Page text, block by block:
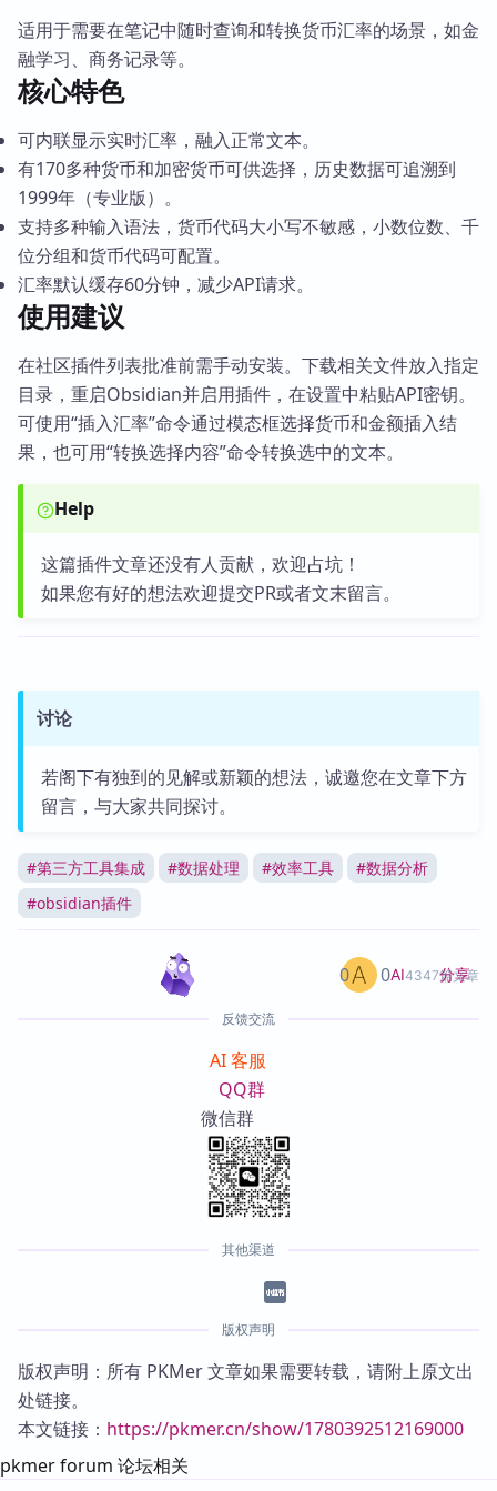
适用于需要在笔记中随时查询和转换货币汇率的场景，如金
融学习、商务记录等。
核心特色
可内联显示实时汇率，融入正常文本。
有170多种货币和加密货币可供选择，历史数据可追溯到
1999年（专业版）。
支持多种输入语法，货币代码大小写不敏感，小数位数、千
位分组和货币代码可配置。
汇率默认缓存60分钟，减少API请求。
使用建议
在社区插件列表批准前需手动安装。下载相关文件放入指定
目录，重启Obsidian并启用插件，在设置中粘贴API密钥。
可使用“插入汇率”命令通过模态框选择货币和金额插入结
果，也可用“转换选择内容”命令转换选中的文本。
Help
这篇插件文章还没有人贡献，欢迎占坑！
如果您有好的想法欢迎提交PR或者文末留言。
讨论
若阁下有独到的见解或新颖的想法，诚邀您在文章下方
留言，与大家共同探讨。
#第三方工具集成 #数据处理 #效率工具 #数据分析
#obsidian插件
AI4347篇文章
0 0 分享
反馈交流
AI 客服
QQ群
微信群
其他渠道
版权声明
版权声明：所有 PKMer 文章如果需要转载，请附上原文出
处链接。
本文链接： https://pkmer.cn/show/1780392512169000
pkmer forum 论坛相关